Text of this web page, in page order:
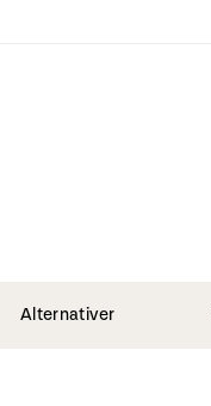
Alternativer